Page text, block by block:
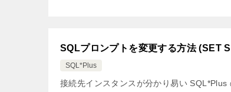
SQLプロンプトを変更する方法 (SET
SQL*Plus
接続先インスタンスが分かり易い